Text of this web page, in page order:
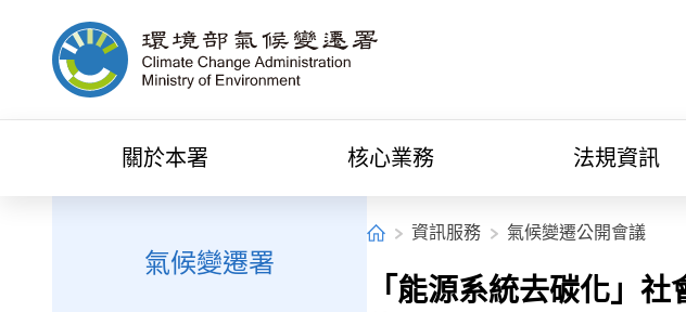
關於本署 核心業務 法規資訊
氣候變遷署
首頁資訊服務 氣候變遷公開會議
「能源系統去碳化」